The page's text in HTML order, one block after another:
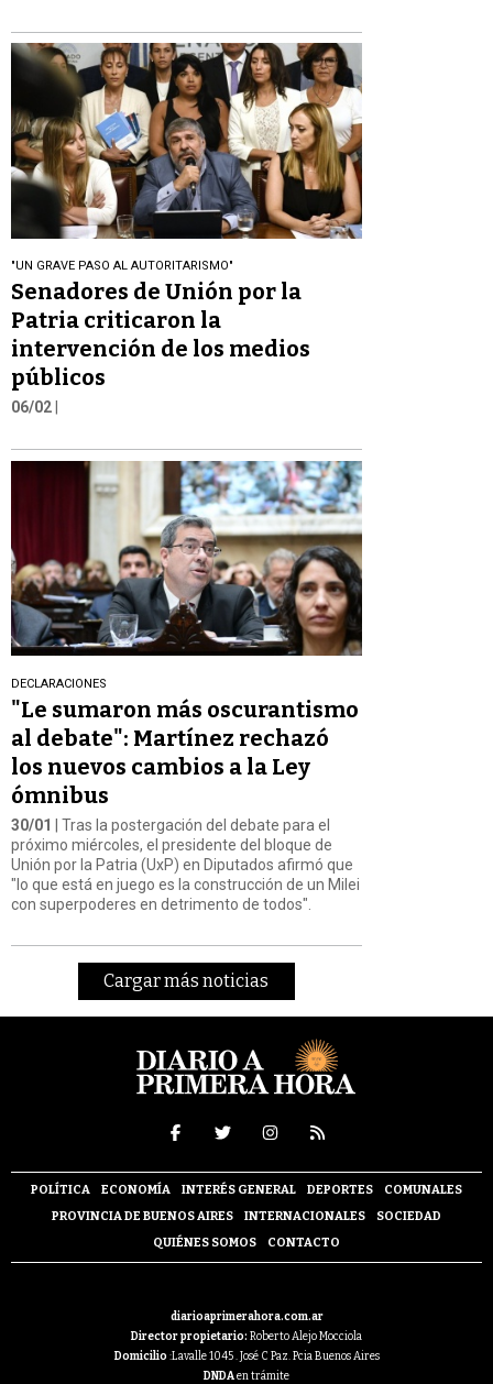
"UN GRAVE PASO AL AUTORITARISMO"
Senadores de Unión por la
Patria criticaron la
intervención de los medios
públicos
06/02
DECLARACIONES
"Le sumaron más oscurantismo
al debate": Martínez rechazó
los nuevos cambios a la Ley
ómnibus
30/01
| Tras la postergación del debate para el
próximo miércoles, el presidente del bloque de
Unión por la Patria (UxP) en Diputados afirmó que
"lo que está en juego es la construcción de un Milei
con superpoderes en detrimento de todos".
Cargar más noticias
POLÍTICA ECONOMÍA INTERÉS GENERAL DEPORTES
COMUNALES
PROVINCIA DE BUENOS AIRES
INTERNACIONALES
SOCIEDAD
QUIÉNES SOMOS
CONTACTO
diarioaprimerahora.com.ar
Director propietario: Roberto Alejo Mocciola
Domicilio :Lavalle 1045 . José C Paz. Pcia Buenos Aires
DNDAen trámite